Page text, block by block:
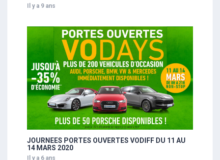
Il y a 9 ans
JOURNEES PORTES OUVERTES VODIFF DU 11 AU
14 MARS 2020
Il y a 6 ans